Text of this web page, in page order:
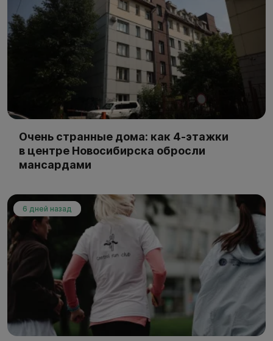
Очень странные дома: как 4-этажки
в центре Новосибирска обросли
мансардами
6 дней назад